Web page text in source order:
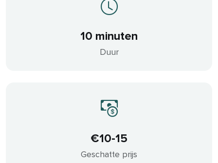
10 minuten
Duur
€10-15
Geschatte prijs